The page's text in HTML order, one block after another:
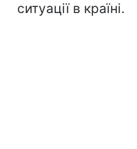
ситуації в країні.